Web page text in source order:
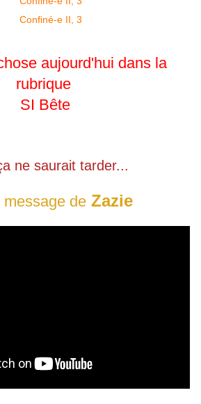
aujourd'hui dans la
rubrique
SI Bête
ne saurait tarder...
message de Zazie